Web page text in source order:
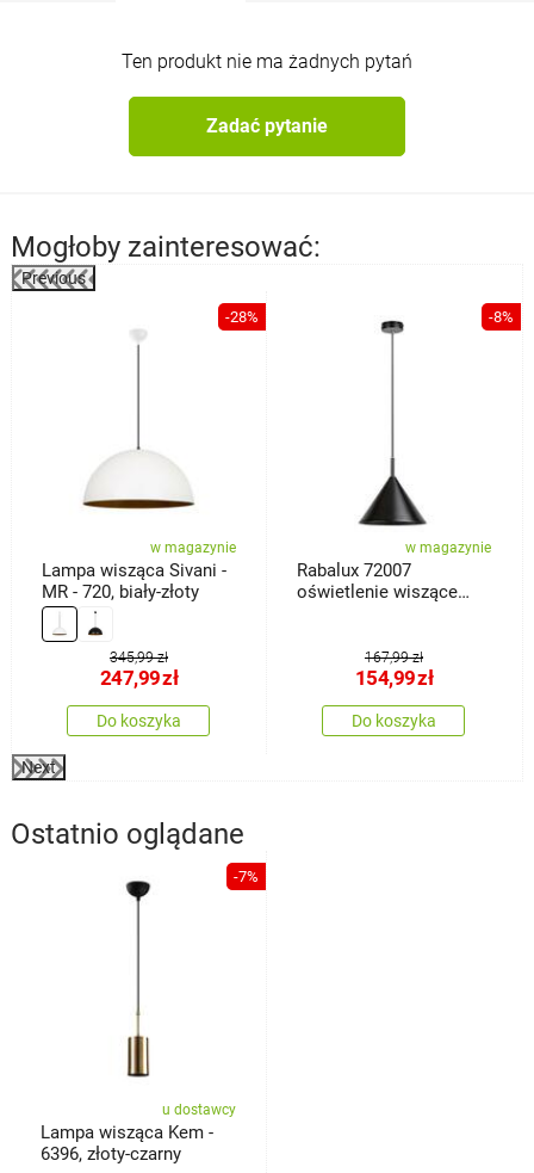
Ten produkt nie ma żadnych pytań
Zadać pytanie
Mogłoby zainteresować:
Previous
-28%
w magazynie
Lampa wisząca Sivani -
MR - 720, biały-złoty
345,99 zł
247,99zł
Do koszyka
-8%
w magazynie
Rabalux 72007
oświetlenie wiszące
167,99 zł
154,99zł
Do koszyka
Next
Ostatnio oglądane
-7%
u dostawcy
Lampa wisząca Kem -
6396, złoty-czarny